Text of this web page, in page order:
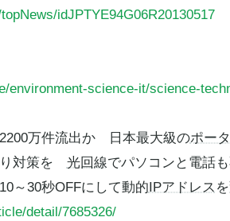
idJPTYE94G06R20130517
environment-science-it/science-
万件流出か 日本最大級のポー
り対策を 光回線でパソコンと電話
～30秒OFFにして動的 IPアドレス
detail/7685326/